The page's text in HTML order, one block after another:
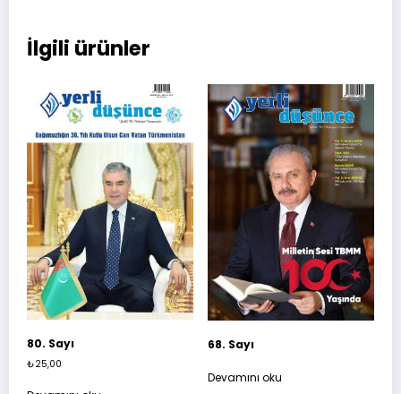
İlgili ürünler
80. Sayı
₺25,00
68. Sayı
Devamını oku